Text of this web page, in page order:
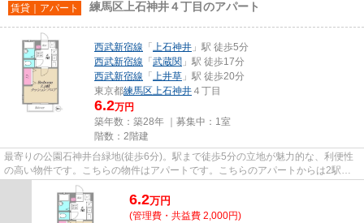
賃貸｜アパート 練馬区上石神井４丁目のアパート
西武新宿線 「 上石神井 」駅 徒歩5分
西武新宿線 「 武蔵関 」駅 徒歩17分
西武新宿線 「 上井草 」駅 徒歩20分
東京都練馬区上石神井 ４丁目
6.2万円
築年数：築28年 ｜募集中： 1室
階数：2階建
最寄りの公園石神井台緑地(徒歩6分)。駅まで徒歩5分の立地が魅力的な、利便性
の高い物件です。こちらの物件はアパートです。こちらのアパートからは2駅が
近くにあり、移動範囲も広がり...
6.2万円
(管理費・共益費 2,000円)